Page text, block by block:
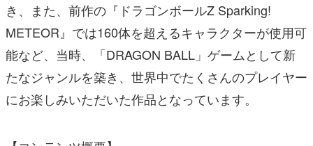
き、また、前作の『ドラゴンボールZ Sparking!
METEOR』では160体を超えるキャラクターが使用可
能など、当時、「DRAGON BALL」ゲームとして新
たなジャンルを築き、世界中でたくさんのプレイヤー
にお楽しみいただいた作品となっています。